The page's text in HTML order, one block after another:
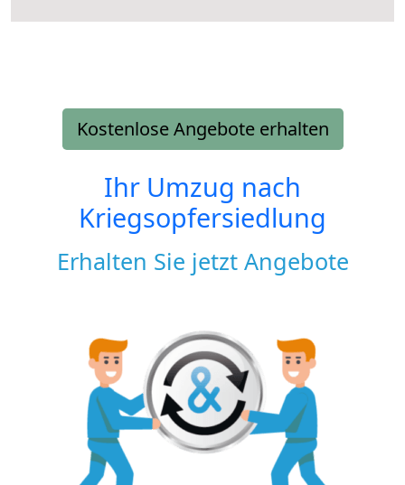
Kostenlose Angebote erhalten
Ihr Umzug nach
Kriegsopfersiedlung
Erhalten Sie jetzt Angebote